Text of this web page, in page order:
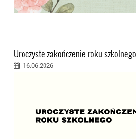
Uroczyste zakończenie roku szkolnego
16.06.2026